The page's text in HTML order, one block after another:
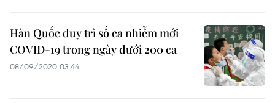
Hàn Quốc duy trì số ca nhiễm mới
COVID-19 trong ngày dưới 200 ca
08/09/2020 03:44